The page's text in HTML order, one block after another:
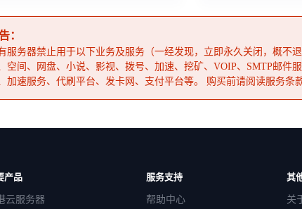
：
服务器禁止用于以下业务及服务（一经发现，立即永久关闭，概不
空间、网盘、小说、影视、拨号、加速、挖矿、VOIP、SMTP邮件
加速服务、代刷平台、发卡网、支付平台等。 购买前请阅读服务条款
产品
云服务器
服务支持
帮助中心
其
关